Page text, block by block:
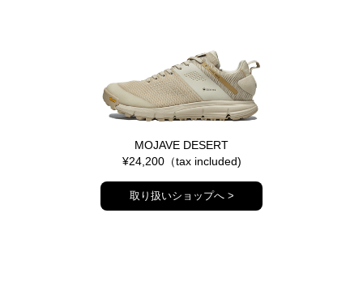
MOJAVE DESERT
¥24,200（tax included)
取り扱いショップへ >